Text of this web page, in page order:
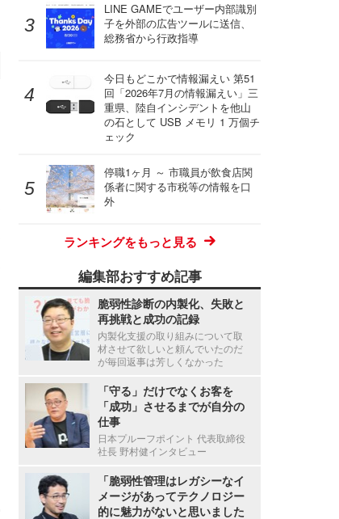
LINE GAMEでユーザー内部識別
子を外部の広告ツールに送信、
総務省から行政指導
今日もどこかで情報漏えい 第51
回「2026年7月の情報漏えい」三
重県、陸自インシデントを他山
の石として USB メモリ 1 万個チ
ェック
停職1ヶ月 ～ 市職員が飲食店関
係者に関する市税等の情報を口
外
ランキングをもっと見る
編集部おすすめ記事
脆弱性診断の内製化、失敗と
再挑戦と成功の記録
内製化支援の取り組みについて取
材させて欲しいと頼んでいたのだ
が毎回返事は芳しくなかった
「守る」だけでなくお客を
「成功」させるまでが自分の
仕事
日本プルーフポイント 代表取締役
社長 野村健インタビュー
「脆弱性管理はレガシーなイ
メージがあってテクノロジー
的に魅力がないと思いました